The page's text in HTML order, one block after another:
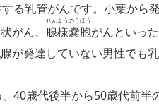
る乳管がんです。小葉から
がん、 腺様嚢胞
せんようのうほう
がんといっ
が発達していない男性でも
40歳代後半から50歳代前